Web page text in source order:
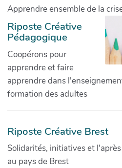
Apprendre ensemble de la
Riposte Créative
Pédagogique
Coopérons pour
apprendre et faire
apprendre dans
formation des adultes
Riposte Créative Brest
Solidarités, initiatives et
au pays de Brest